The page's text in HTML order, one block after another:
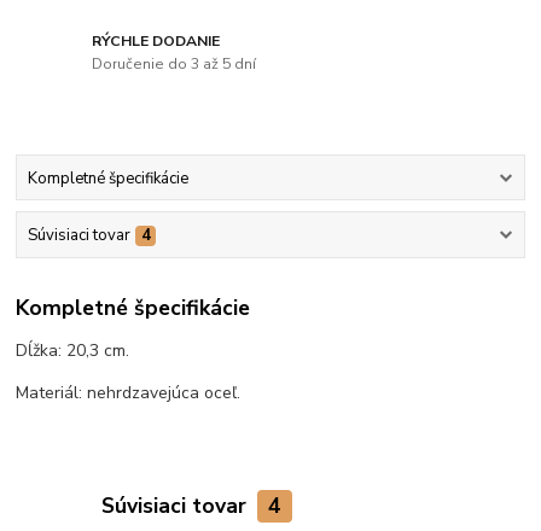
RÝCHLE DODANIE
Doručenie do 3 až 5 dní
Kompletné špecifikácie
Súvisiaci tovar 4
Kompletné špecifikácie
Dĺžka: 20,3 cm.
Materiál: nehrdzavejúca oceľ.
Súvisiaci tovar 4